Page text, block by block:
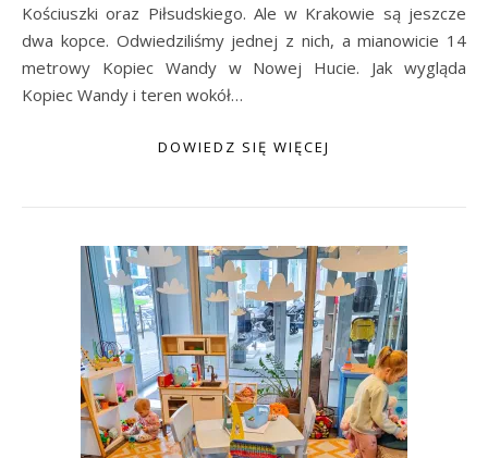
Kościuszki oraz Piłsudskiego. Ale w Krakowie są jeszcze
dwa kopce. Odwiedziliśmy jednej z nich, a mianowicie 14
metrowy Kopiec Wandy w Nowej Hucie. Jak wygląda
Kopiec Wandy i teren wokół…
DOWIEDZ SIĘ WIĘCEJ